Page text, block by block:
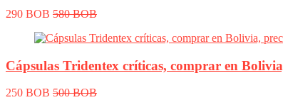
290 BOB 580 BOB
Cápsulas Tridentex críticas, comprar en
250 BOB 500 BOB